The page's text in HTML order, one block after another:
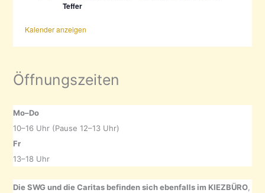
Teffer
Kalender anzeigen
Öffnungszeiten
Mo–Do
10–16 Uhr (Pause 12–13 Uhr)
Fr
13–18 Uhr
Die SWG und die Caritas befinden sich ebenfalls im KIEZBÜRO,